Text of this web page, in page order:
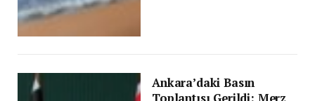
Ankara’daki Basın